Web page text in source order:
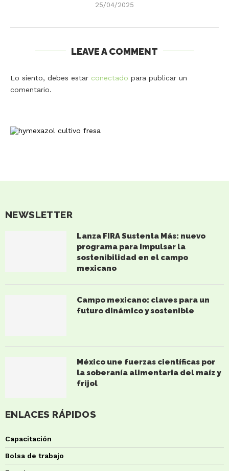
25/04/2025
LEAVE A COMMENT
Lo siento, debes estar conectado para publicar un
comentario.
ENLACES RÁPIDOS
Capacitación
Bolsa de trabajo
NEWSLETTER
Lanza FIRA Sustenta Más: nuevo
programa para impulsar la
sostenibilidad en el campo
mexicano
Campo mexicano: claves para un
futuro dinámico y sostenible
México une fuerzas científicas por
la soberanía alimentaria del maíz y
frijol